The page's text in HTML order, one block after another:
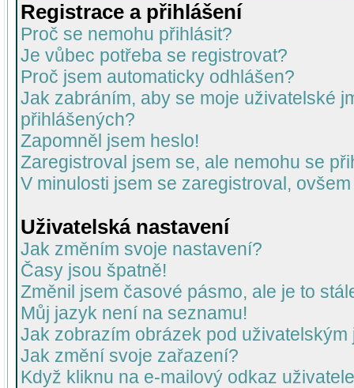
Registrace a přihlášení
Proč se nemohu přihlásit?
Je vůbec potřeba se registrovat?
Proč jsem automaticky odhlášen?
Jak zabráním, aby se moje uživatelské
přihlášených?
Zapomněl jsem heslo!
Zaregistroval jsem se, ale nemohu se
V minulosti jsem se zaregistroval,
Uživatelská nastavení
Jak změním svoje nastavení?
Časy jsou špatně!
Změnil jsem časové pásmo, ale je to
Můj jazyk není na seznamu!
Jak zobrazím obrázek pod uživatelským
Jak změní svoje zařazení?
Když kliknu na e-mailový odkaz